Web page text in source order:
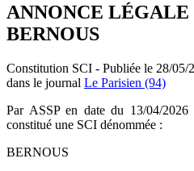
ANNONCE LÉGALE
BERNOUS
Constitution SCI - Publiée le 28/05/
dans le journal Le Parisien (94)
Par ASSP en date du 13/04/
constitué une SCI dénommée :
BERNOUS